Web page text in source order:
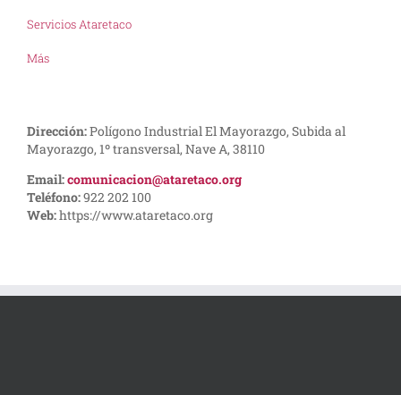
Servicios Ataretaco
Más
Dirección:Polígono Industrial El Mayorazgo, Subida al
Mayorazgo, 1º transversal, Nave A, 38110
Email:comunicacion@ataretaco.org
Teléfono:922 202 100
Web:https://www.ataretaco.org